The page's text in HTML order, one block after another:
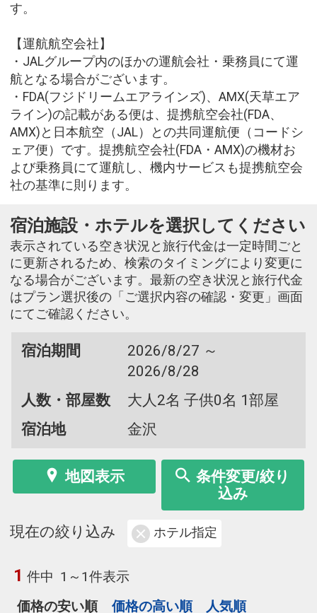
す。
【運航航空会社】
・JALグループ内のほかの運航会社・乗務員にて運
航となる場合がございます。
・FDA(フジドリームエアラインズ)、AMX(天草エア
ライン)の記載がある便は、提携航空会社(FDA、
AMX)と日本航空（JAL）との共同運航便（コードシ
ェア便）です。提携航空会社(FDA・AMX)の機材お
よび乗務員にて運航し、機内サービスも提携航空会
社の基準に則ります。
宿泊施設・ホテルを選択してください
表示されている空き状況と旅行代金は一定時間ごと
に更新されるため、検索のタイミングにより変更に
なる場合がございます。最新の空き状況と旅行代金
はプラン選択後の「ご選択内容の確認・変更」画面
にてご確認ください。
宿泊期間
2026/8/27 ～
2026/8/28
人数・部屋数
大人2名 子供0名 1部屋
宿泊地
金沢
地図表示
条件変更/絞り
込み
現在の絞り込み ホテル指定
1 件中 1～1件表示
価格の安い順
価格の高い順 人気順